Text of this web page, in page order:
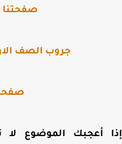
صفحتنا
جروب الصف
أعجبك الموضوع لا